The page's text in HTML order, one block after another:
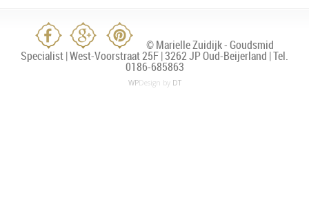
© Marielle Zuidijk - Goudsmid
Specialist | West-Voorstraat 25F | 3262 JP Oud-Beijerland | Tel.
0186-685863
WPDesign by DT